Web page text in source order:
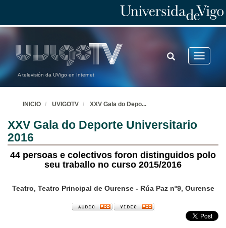
A televisión da UVigo en Internet
Toggle
TOGGLE
SEARCH
INICIO UVIGOTV XXV Gala do Depo...
XXV Gala do Deporte Universitario
2016
44 persoas e colectivos foron distinguidos polo
seu traballo no curso 2015/2016
Teatro, Teatro Principal de Ourense - Rúa Paz nº9, Ourense